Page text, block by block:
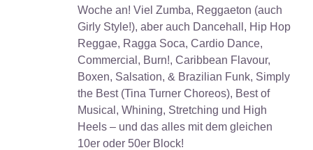
Woche an! Viel Zumba, Reggaeton (auch
Girly Style!), aber auch Dancehall, Hip Hop
Reggae, Ragga Soca, Cardio Dance,
Commercial, Burn!, Caribbean Flavour,
Boxen, Salsation, & Brazilian Funk, Simply
the Best (Tina Turner Choreos), Best of
Musical, Whining, Stretching und High
Heels – und das alles mit dem gleichen
10er oder 50er Block!